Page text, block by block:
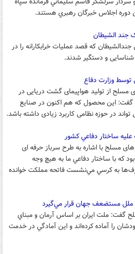
دوره اجلاس خبرگان رهبري هستند.
که قصد عملیات خرابکارانه را در
و دستگیر شدند.
توسط وزارت دفاع
مسلح از تولید هواپیمای گشت دریایی در
و گفت: این محصول که هم اکنون در صنایع
در حوزه نظامی کاربرد زیادی داشته باشد.
ساختار دفاعي كشور
مسلح با اشاره به طرح سرباز حرفه ای
كه با ساختار دفاعي ما به هيچ وجه
به كرسي مي‌نشست فاتحه مملكت خوانده
ملل مستضعف جهان قرار مي‌گيرد
گفت: ملت ايران بر اساس آرمان و مبناي
را آماده كرده‌اند و اين آمادگي در خدمت